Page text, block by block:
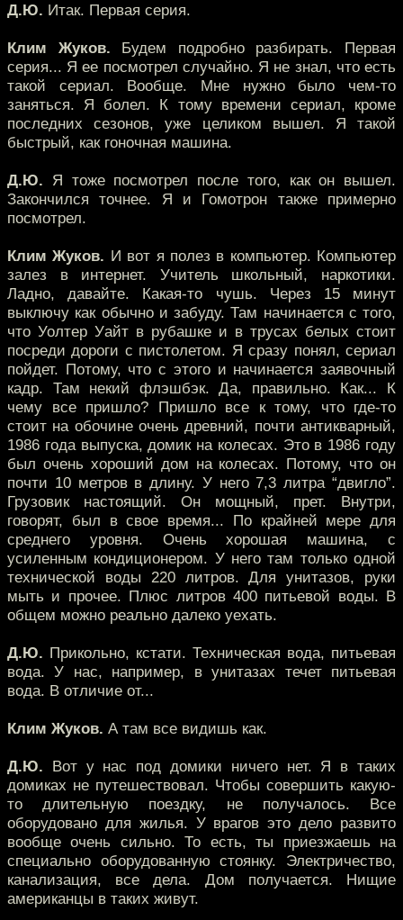
Д.Ю. Итак. Первая серия.
Клим Жуков. Будем подробно разбирать. Первая
серия... Я ее посмотрел случайно. Я не знал, что есть
такой сериал. Вообще. Мне нужно было чем-то
заняться. Я болел. К тому времени сериал, кроме
последних сезонов, уже целиком вышел. Я такой
быстрый, как гоночная машина.
Д.Ю. Я тоже посмотрел после того, как он вышел.
Закончился точнее. Я и Гомотрон также примерно
посмотрел.
Клим Жуков. И вот я полез в компьютер. Компьютер
залез в интернет. Учитель школьный, наркотики.
Ладно, давайте. Какая-то чушь. Через 15 минут
выключу как обычно и забуду. Там начинается с того,
что Уолтер Уайт в рубашке и в трусах белых стоит
посреди дороги с пистолетом. Я сразу понял, сериал
пойдет. Потому, что с этого и начинается заявочный
кадр. Там некий флэшбэк. Да, правильно. Как... К
чему все пришло? Пришло все к тому, что где-то
стоит на обочине очень древний, почти антикварный,
1986 года выпуска, домик на колесах. Это в 1986 году
был очень хороший дом на колесах. Потому, что он
почти 10 метров в длину. У него 7,3 литра “двигло”.
Грузовик настоящий. Он мощный, прет. Внутри,
говорят, был в свое время... По крайней мере для
среднего уровня. Очень хорошая машина, с
усиленным кондиционером. У него там только одной
технической воды 220 литров. Для унитазов, руки
мыть и прочее. Плюс литров 400 питьевой воды. В
общем можно реально далеко уехать.
Д.Ю. Прикольно, кстати. Техническая вода, питьевая
вода. У нас, например, в унитазах течет питьевая
вода. В отличие от...
Клим Жуков. А там все видишь как.
Д.Ю. Вот у нас под домики ничего нет. Я в таких
домиках не путешествовал. Чтобы совершить какую-
то длительную поездку, не получалось. Все
оборудовано для жилья. У врагов это дело развито
вообще очень сильно. То есть, ты приезжаешь на
специально оборудованную стоянку. Электричество,
канализация, все дела. Дом получается. Нищие
американцы в таких живут.